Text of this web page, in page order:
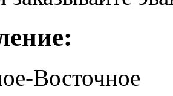
Восточное